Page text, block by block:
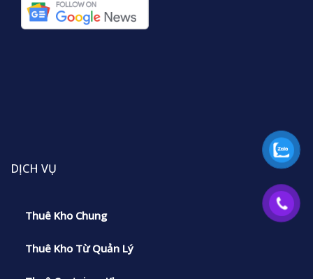
DỊCH VỤ
Thuê Kho Chung
Thuê Kho Từ Quản Lý